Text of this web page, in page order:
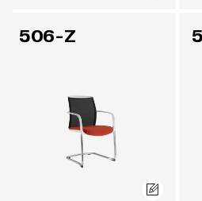
506-Z